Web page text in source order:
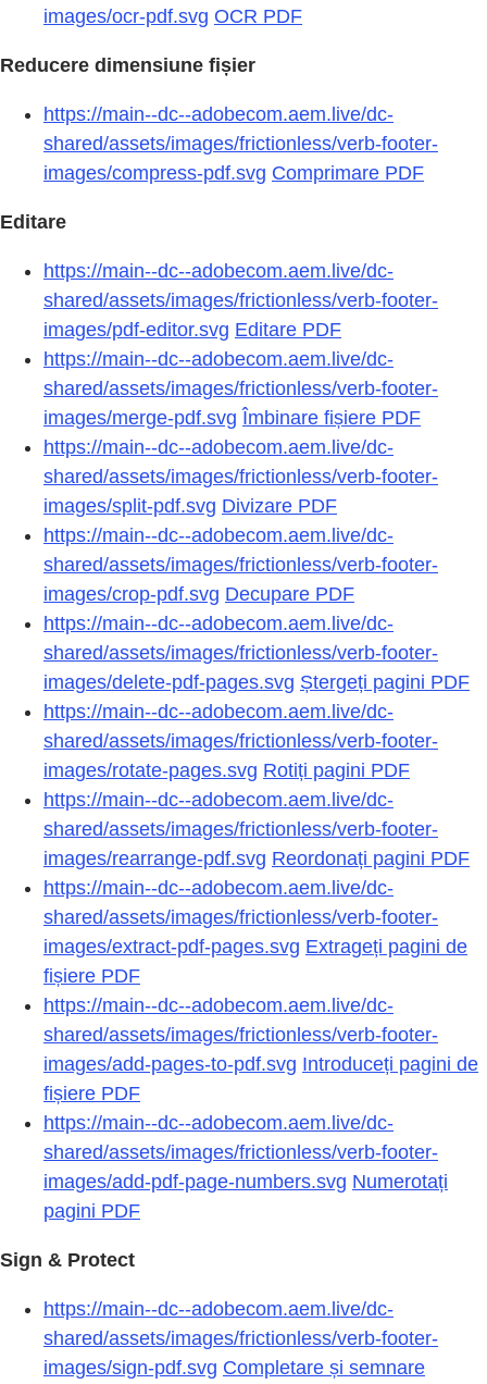
images/ocr-pdf.svg OCR PDF
Reducere dimensiune fișier
https://main--dc--adobecom.aem.live/dc-
shared/assets/images/frictionless/verb-footer-
images/compress-pdf.svg Comprimare PDF
Editare
https://main--dc--adobecom.aem.live/dc-
shared/assets/images/frictionless/verb-footer-
images/pdf-editor.svg Editare PDF
https://main--dc--adobecom.aem.live/dc-
shared/assets/images/frictionless/verb-footer-
images/merge-pdf.svg Îmbinare fișiere PDF
https://main--dc--adobecom.aem.live/dc-
shared/assets/images/frictionless/verb-footer-
images/split-pdf.svg Divizare PDF
https://main--dc--adobecom.aem.live/dc-
shared/assets/images/frictionless/verb-footer-
images/crop-pdf.svg Decupare PDF
https://main--dc--adobecom.aem.live/dc-
shared/assets/images/frictionless/verb-footer-
images/delete-pdf-pages.svg Ștergeți pagini PDF
https://main--dc--adobecom.aem.live/dc-
shared/assets/images/frictionless/verb-footer-
images/rotate-pages.svg Rotiți pagini PDF
https://main--dc--adobecom.aem.live/dc-
shared/assets/images/frictionless/verb-footer-
images/rearrange-pdf.svg Reordonați pagini PDF
https://main--dc--adobecom.aem.live/dc-
shared/assets/images/frictionless/verb-footer-
images/extract-pdf-pages.svg Extrageți pagini de
fișiere PDF
https://main--dc--adobecom.aem.live/dc-
shared/assets/images/frictionless/verb-footer-
images/add-pages-to-pdf.svg Introduceți pagini de
fișiere PDF
https://main--dc--adobecom.aem.live/dc-
shared/assets/images/frictionless/verb-footer-
images/add-pdf-page-numbers.svg Numerotați
pagini PDF
Sign & Protect
https://main--dc--adobecom.aem.live/dc-
shared/assets/images/frictionless/verb-footer-
images/sign-pdf.svg Completare și semnare